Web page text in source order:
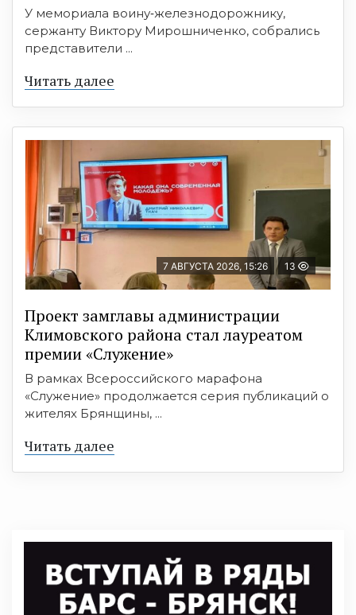
У мемориала воину‑железнодорожнику,
сержанту Виктору Мирошниченко, собрались
представители ...
Читать далее
7 АВГУСТА 2026, 15:26 13
Проект замглавы администрации
Климовского района стал лауреатом
премии «Служение»
В рамках Всероссийского марафона
«Служение» продолжается серия публикаций о
жителях Брянщины, ...
Читать далее